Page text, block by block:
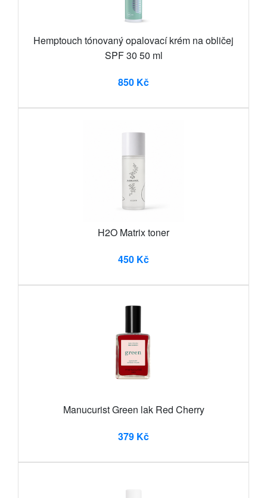
Hemptouch tónovaný opalovací krém na obličej
SPF 30 50 ml
850 Kč
H2O Matrix toner
450 Kč
Manucurist Green lak Red Cherry
379 Kč